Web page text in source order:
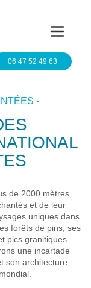
06 47 52 49 63
-
de 2000 mètres
et de leur
uniques dans
forêts de pins, ses
pics granitiques
une incartade
son architecture